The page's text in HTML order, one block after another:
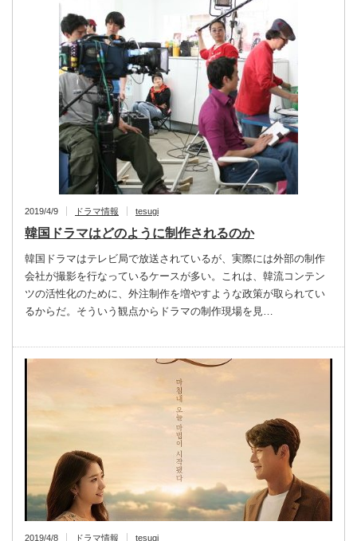
2019/4/9 ドラマ情報 tesugi
韓国ドラマはどのように制作されるのか
韓国ドラマはテレビ局で放送されているが、実際には外部の制作
会社が撮影を行なっているケースが多い。これは、韓流コンテン
ツの活性化のために、外注制作を増やすような政策が取られてい
るからだ。そういう観点からドラマの制作現場を見…
2019/4/8 ドラマ情報 tesugi